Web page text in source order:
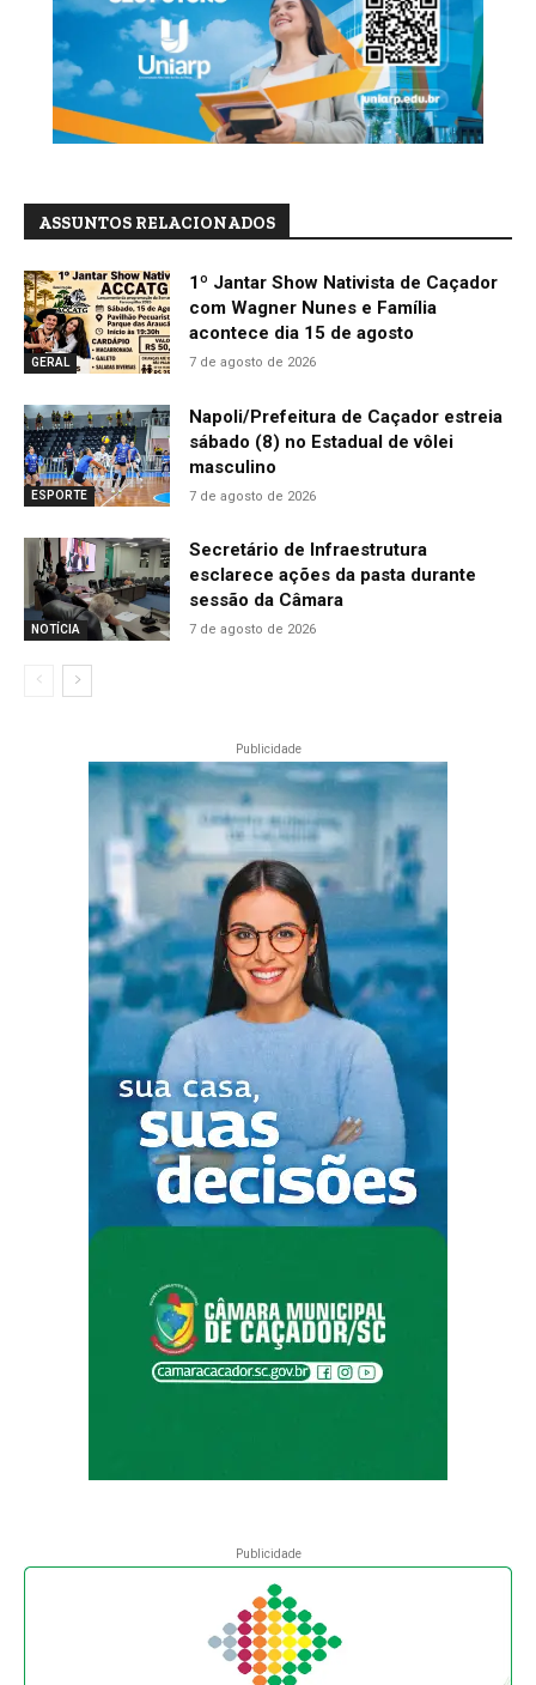
ASSUNTOS RELACIONADOS
GERAL
1º Jantar Show Nativista de Caçador
com Wagner Nunes e Família
acontece dia 15 de agosto
7 de agosto de 2026
ESPORTE
Napoli/Prefeitura de Caçador estreia
sábado (8) no Estadual de vôlei
masculino
7 de agosto de 2026
NOTÍCIA
Secretário de Infraestrutura
esclarece ações da pasta durante
sessão da Câmara
7 de agosto de 2026
Publicidade
Publicidade